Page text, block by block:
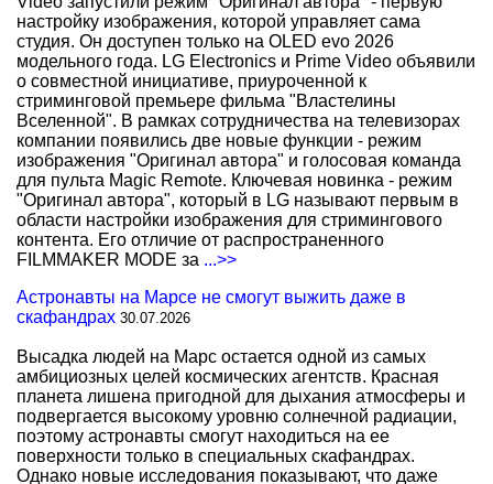
настройку изображения, которой управляет сама
студия. Он доступен только на OLED evo 2026
модельного года. LG Electronics и Prime Video объявили
о совместной инициативе, приуроченной к
стриминговой премьере фильма "Властелины
Вселенной". В рамках сотрудничества на телевизорах
компании появились две новые функции - режим
изображения "Оригинал автора" и голосовая команда
для пульта Magic Remote. Ключевая новинка - режим
"Оригинал автора", который в LG называют первым в
области настройки изображения для стримингового
контента. Его отличие от распространенного
FILMMAKER MODE за ...>>
Астронавты на Марсе не смогут выжить даже в
скафандрах 30.07.2026
Высадка людей на Марс остается одной из самых
амбициозных целей космических агентств. Красная
планета лишена пригодной для дыхания атмосферы и
подвергается высокому уровню солнечной радиации,
поэтому астронавты смогут находиться на ее
поверхности только в специальных скафандрах.
Однако новые исследования показывают, что даже